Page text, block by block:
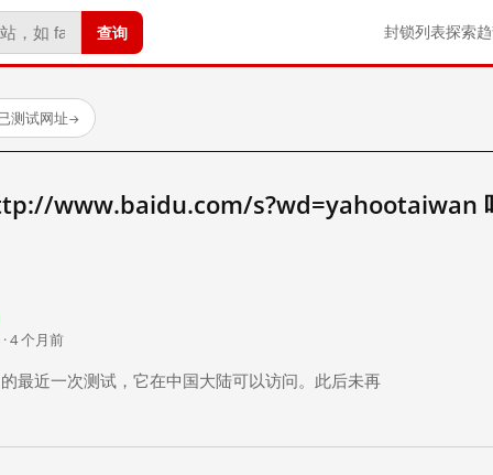
查询 封锁列表探索
测试网址→
www.baidu.com/s?wd=yahootaiwan
4 个月前
最近一次测试，它在中国大陆可以访问。此后未再